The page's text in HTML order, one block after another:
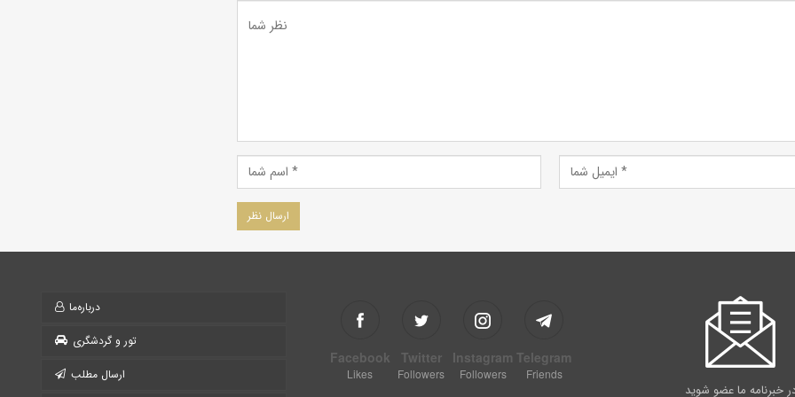
درباره‌ما
تور و گردشگری
ارسال مطلب
Facebook
Likes
Twitter
Followers
Instagram
Followers
Telegram
Friends
خبرنامه ما عضو شوید